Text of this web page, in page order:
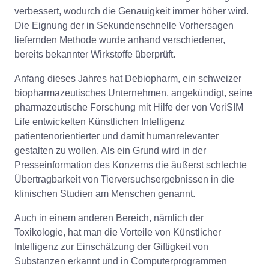
verbessert, wodurch die Genauigkeit immer höher wird.
Die Eignung der in Sekundenschnelle Vorhersagen
liefernden Methode wurde anhand verschiedener,
bereits bekannter Wirkstoffe überprüft.
Anfang dieses Jahres hat Debiopharm, ein schweizer
biopharmazeutisches Unternehmen, angekündigt, seine
pharmazeutische Forschung mit Hilfe der von VeriSIM
Life entwickelten Künstlichen Intelligenz
patientenorientierter und damit humanrelevanter
gestalten zu wollen. Als ein Grund wird in der
Presseinformation des Konzerns die äußerst schlechte
Übertragbarkeit von Tierversuchsergebnissen in die
klinischen Studien am Menschen genannt.
Auch in einem anderen Bereich, nämlich der
Toxikologie, hat man die Vorteile von Künstlicher
Intelligenz zur Einschätzung der Giftigkeit von
Substanzen erkannt und in Computerprogrammen